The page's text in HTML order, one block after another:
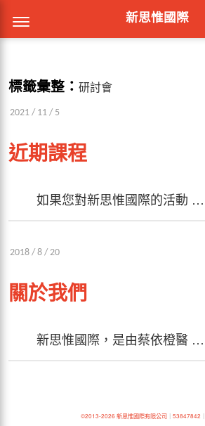
新思惟國際
標籤彙整： 研討會
2021 / 11 / 5
近期課程
如果您對新思惟國際的活動 …
2018 / 8 / 20
關於我們
新思惟國際，是由蔡依橙醫 …
©2013-2026 新思惟國際有限公司｜ 53847842 ｜